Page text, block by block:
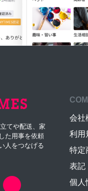
てや配送、家
た用事を依頼
人をつなげる
会社
利用
特定
表記
個人